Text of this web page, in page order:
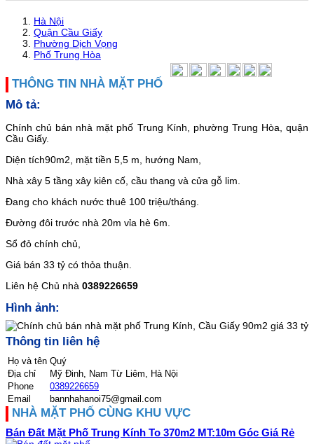
Hà Nội
Quận Cầu Giấy
Phường Dịch Vọng
Phố Trung Hòa
THÔNG TIN NHÀ MẶT PHỐ
Mô tả:
Chính chủ bán nhà mặt phố Trung Kính, phường Trung Hòa, quận
Cầu Giấy.
Diện tích90m2, mặt tiền 5,5 m, hướng Nam,
Nhà xây 5 tầng xây kiên cố, cầu thang và cửa gỗ lim.
Đang cho khách nước thuê 100 triệu/tháng.
Đường đôi trước nhà 20m vỉa hè 6m.
Sổ đỏ chính chủ,
Giá bán 33 tỷ có thỏa thuận.
Liên hệ Chủ nhà 0389226659
Hình ảnh:
Thông tin liên hệ
Họ và tên Quý
Địa chỉ
Mỹ Đinh, Nam Từ Liêm, Hà Nội
Phone
0389226659
Email
bannhahanoi75@gmail.com
NHÀ MẶT PHỐ CÙNG KHU VỰC
Bán Đất Mặt Phố Trung Kính To 370m2 MT:10m Góc Giá Rẻ